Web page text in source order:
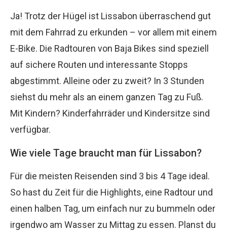
Ja! Trotz der Hügel ist Lissabon überraschend gut
mit dem Fahrrad zu erkunden – vor allem mit einem
E-Bike. Die Radtouren von Baja Bikes sind speziell
auf sichere Routen und interessante Stopps
abgestimmt. Alleine oder zu zweit? In 3 Stunden
siehst du mehr als an einem ganzen Tag zu Fuß.
Mit Kindern? Kinderfahrräder und Kindersitze sind
verfügbar.
Wie viele Tage braucht man für Lissabon?
Für die meisten Reisenden sind 3 bis 4 Tage ideal.
So hast du Zeit für die Highlights, eine Radtour und
einen halben Tag, um einfach nur zu bummeln oder
irgendwo am Wasser zu Mittag zu essen. Planst du